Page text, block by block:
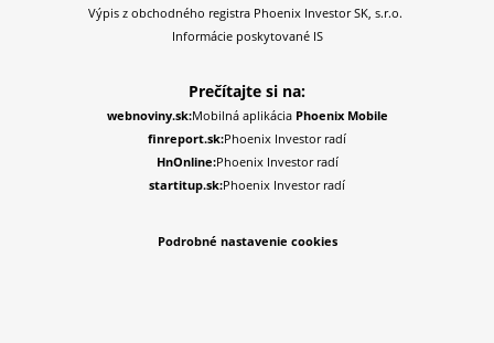
Výpis z obchodného registra Phoenix Investor SK, s.r.o.
Informácie poskytované IS
Prečítajte si na:
webnoviny.sk:Mobilná aplikáciaPhoenix Mobile
finreport.sk:Phoenix Investor radí
HnOnline:Phoenix Investor radí
startitup.sk:Phoenix Investor radí
Podrobné nastavenie cookies